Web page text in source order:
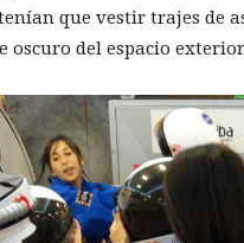
que vestir trajes de
oscuro del espacio